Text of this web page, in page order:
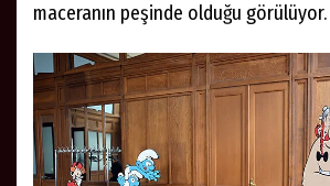
maceranın peşinde olduğu görülüyor.